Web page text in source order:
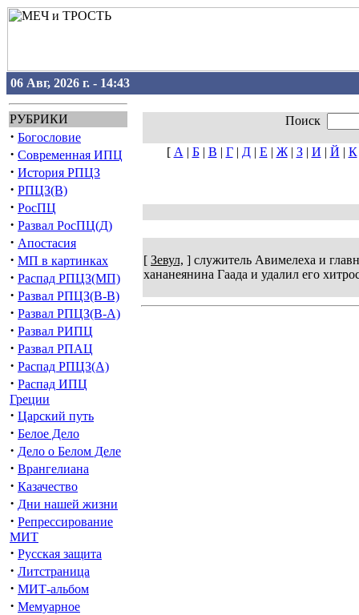
06 Авг, 2026 г. - 14:43
РУБРИКИ
· Богословие
· Современная ИПЦ
· История РПЦЗ
· РПЦЗ(В)
· РосПЦ
· Развал РосПЦ(Д)
· Апостасия
· МП в картинках
· Распад РПЦЗ(МП)
· Развал РПЦЗ(В-В)
· Развал РПЦЗ(В-А)
· Развал РИПЦ
· Развал РПАЦ
· Распад РПЦЗ(А)
· Распад ИПЦ
Греции
· Царский путь
· Белое Дело
· Дело о Белом Деле
· Врангелиана
· Казачество
· Дни нашей жизни
· Репрессирование
МИТ
· Русская защита
· Литстраница
· МИТ-альбом
· Мемуарное
Поиск
[ А | Б| В | Г| Д| Е | Ж| З| И | Й | К
[ Зевул, ] служитель Авимелеха и
хананеянина Гаада и удалил его